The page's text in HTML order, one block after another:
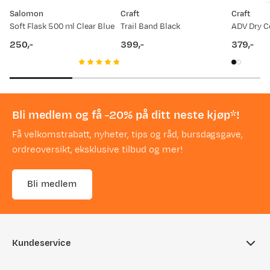
Har du spørsmål, ikke nøl med å ta kontakt med
vår kundeservice.
Salomon
Soft Flask 500 ml Clear Blue
250,-
Craft
Trail Band Black
399,-
Craft
price
379,-
Bli medlem og få -20% på ditt neste kjøp*!
Få velkomstrabatt, nyheter, tips og råd, bursdagsgave,
ordreoversikt, eksklusive tilbud og mer!
Bli medlem
Kundeservice